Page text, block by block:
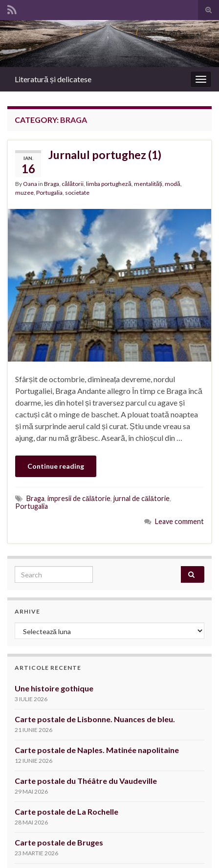
Search for:
Literatură și delicatese
CATEGORY: BRAGA
IAN.
16
Jurnalul portughez (1)
ByOana in Braga călătorii limba portugheză mentalități modă
muzee Portugalia societate
Sfârșit de octombrie, dimineața devreme, nordul
Portugaliei, Braga Andante allegro În timp ce Braga încă
doarme, ies din hotel și traversez parcul cu agave și
cactuși cât o minge de baschet. A plouat toată noaptea
și mă surprinde aerul cald și curat. Știu unde vreau sa
ajung, dar nu mă grăbesc. Aseară, în chioșcul din …
Continue reading
Braga, impresii de călătorie, jurnal de călătorie,
Portugalia
Leave comment
Search for:
ARHIVE
Arhive
ARTICOLE RECENTE
Une histoire gothique
3 IULIE 2026
Carte postale de Lisbonne. Nuances de bleu.
21 IUNIE 2026
Carte postale de Naples. Matinée napolitaine
12 IUNIE 2026
Carte postale du Théâtre du Vaudeville
29 MAI 2026
Carte postale de La Rochelle
28 MAI 2026
Carte postale de Bruges
23 MARTIE 2026